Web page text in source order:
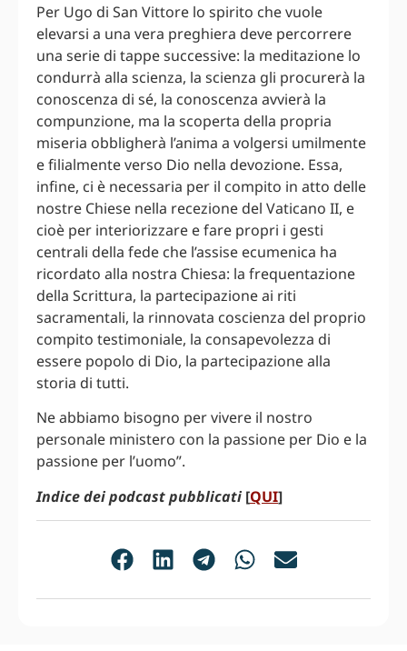
Per Ugo di San Vittore lo spirito che vuole
elevarsi a una vera preghiera deve percorrere
una serie di tappe successive: la meditazione lo
condurrà alla scienza, la scienza gli procurerà la
conoscenza di sé, la conoscenza avvierà la
compunzione, ma la scoperta della propria
miseria obbligherà l’anima a volgersi umilmente
e filialmente verso Dio nella devozione. Essa,
infine, ci è necessaria per il compito in atto delle
nostre Chiese nella recezione del Vaticano II, e
cioè per interiorizzare e fare propri i gesti
centrali della fede che l’assise ecumenica ha
ricordato alla nostra Chiesa: la frequentazione
della Scrittura, la partecipazione ai riti
sacramentali, la rinnovata coscienza del proprio
compito testimoniale, la consapevolezza di
essere popolo di Dio, la partecipazione alla
storia di tutti.
Ne abbiamo bisogno per vivere il nostro
personale ministero con la passione per Dio e la
passione per l’uomo”.
Indice dei podcast pubblicati [QUI]